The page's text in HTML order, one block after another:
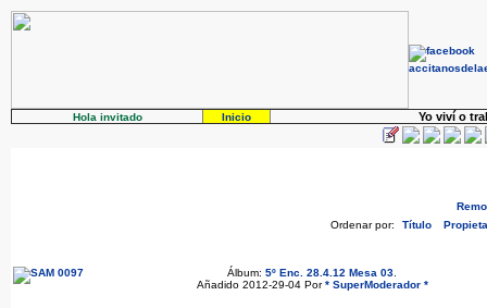
Hola invitado Inicio Yo viví o
Ordenar por:
Título
Álbum: 5º Enc. 28.4.12 Mesa 03
Añadido 2012-29-04 Por* SuperModerador *